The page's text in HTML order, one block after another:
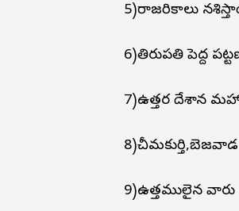
5)రాజరికాలు
6)తిరుపతి పెద్ద
7)ఉత్తర దేశాన
9)ఉత్తములైన